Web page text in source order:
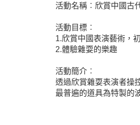
活動名稱︰欣賞中國古
活動目標︰
1.欣賞中國表演藝術，
2.體驗雜耍的樂趣
活動簡介︰
透過欣賞雜耍表演者操
最普遍的道具為特製的